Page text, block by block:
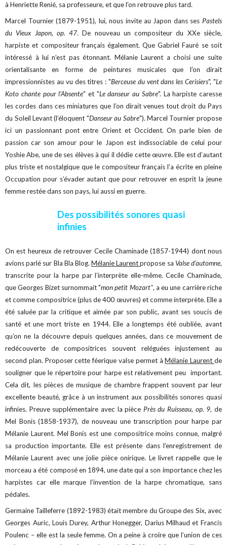
à Henriette Renié, sa professeure, et que l’on retrouve plus tard.
Marcel Tournier (1879-1951), lui, nous invite au Japon dans ses Pastels
du Vieux Japon, op. 47. De nouveau un compositeur du XXe siècle,
harpiste et compositeur français également. Que Gabriel Fauré se soit
intéressé à lui n’est pas étonnant. Mélanie Laurent a choisi une suite
orientalisante en forme de peintures musicales que l’on dirait
impressionnistes au vu des titres : "Berceuse du vent dans les Cerisiers", "Le
Koto chante pour l'Absente" et "Le danseur au Sabre". La harpiste caresse
les cordes dans ces miniatures que l’on dirait venues tout droit du Pays
du Soleil Levant (l’éloquent "Danseur au Sabre"). Marcel Tournier propose
ici un passionnant pont entre Orient et Occident. On parle bien de
passion car son amour pour le Japon est indissociable de celui pour
Yoshie Abe, une de ses élèves à qui il dédie cette œuvre. Elle est d’autant
plus triste et nostalgique que le compositeur français l’a écrite en pleine
Occupation pour s’évader autant que pour retrouver en esprit la jeune
femme restée dans son pays, lui aussi en guerre.
Des possibilités sonores quasi
infinies
On est heureux de retrouver Cecile Chaminade (1857-1944) dont nous
avions parlé sur Bla Bla Blog.Mélanie Laurentpropose sa Valse d’automne,
transcrite pour la harpe par l’interprète elle-même. Cecile Chaminade,
que Georges Bizet surnommait "mon petit Mozart", a eu une carrière riche
et comme compositrice (plus de 400 œuvres) et comme interprète. Elle a
été saluée par la critique et aimée par son public, avant ses soucis de
santé et une mort triste en 1944. Elle a longtemps été oubliée, avant
qu’on ne la découvre depuis quelques années, dans ce mouvement de
redécouverte de compositrices souvent reléguées injustement au
second plan. Proposer cette féerique valse permet àMélanie Laurent de
souligner que le répertoire pour harpe est relativement peu important.
Cela dit, les pièces de musique de chambre frappent souvent par leur
excellente beauté, grâce à un instrument aux possibilités sonores quasi
infinies. Preuve supplémentaire avec la pièce Près du Ruisseau, op. 9, de
Mel Bonis (1858-1937), de nouveau une transcription pour harpe par
Mélanie Laurent. Mel Bonis est une compositrice moins connue, malgré
sa production importante. Elle est présente dans l’enregistrement de
Mélanie Laurent avec une jolie pièce onirique. Le livret rappelle que le
morceau a été composé en 1894, une date qui a son importance chez les
harpistes car elle marque l’invention de la harpe chromatique, sans
pédales.
Germaine Tailleferre (1892-1983) était membre du Groupe des Six, avec
Georges Auric, Louis Durey, Arthur Honegger, Darius Milhaud et Francis
Poulenc – elle est la seule femme. On a peine à croire que l’union de ces